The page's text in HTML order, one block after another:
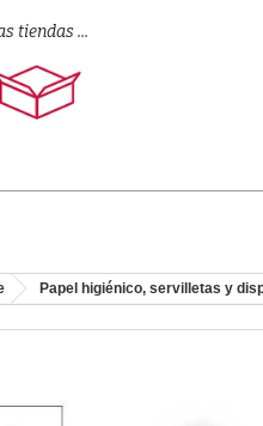
tiendas ...
Papel higiénico, servilletas y